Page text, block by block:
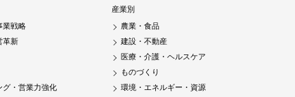
業戦略
革新
グ・営業力強化
産業別
農業・食品
建設・不動産
医療・介護・ヘルスケア
ものづくり
環境・エネルギー・資源